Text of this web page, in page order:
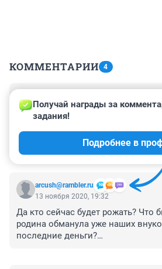
КОММЕНТАРИИ 4
13 ноября 2020, 20:37
В Минздраве нашли способ
продолжительность жизни не
arcush@rambler.ru
Получай награды за
задания!
Подробнее в
13 ноября 2020, 19:32
Да кто сейчас будет рожать? Что
родина обманула уже наших
последние деньги?
Сбере... А потом каждые десять